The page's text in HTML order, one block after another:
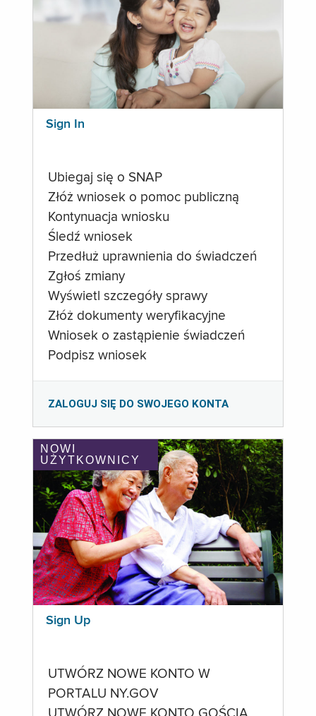
Sign In
Ubiegaj się o SNAP
Złóż wniosek o pomoc publiczną
Kontynuacja wniosku
Śledź wniosek
Przedłuż uprawnienia do świadczeń
Zgłoś zmiany
Wyświetl szczegóły sprawy
Złóż dokumenty weryfikacyjne
Wniosek o zastąpienie świadczeń
Podpisz wniosek
ZALOGUJ SIĘ DO SWOJEGO KONTA
NOWI
UŻYTKOWNICY
Sign Up
UTWÓRZ NOWE KONTO W
PORTALU NY.GOV